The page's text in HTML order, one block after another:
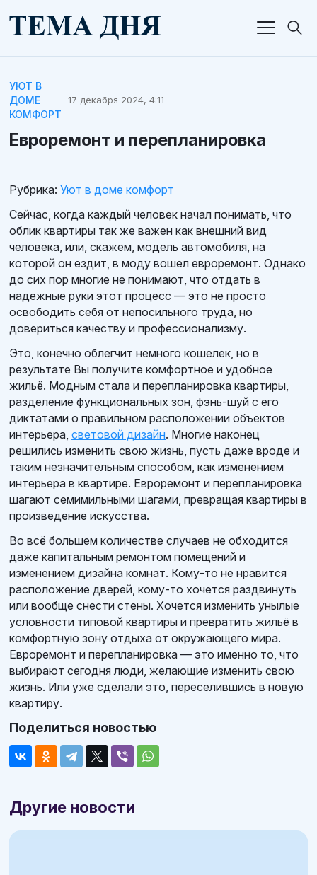
УЮТ В
ДОМЕ
КОМФОРТ
17 декабря 2024, 4:11
Евроремонт и перепланировка
Рубрика: Уют в доме комфорт
Сейчас, когда каждый человек начал понимать, что
облик квартиры так же важен как внешний вид
человека, или, скажем, модель автомобиля, на
которой он ездит, в моду вошел евроремонт. Однако
до сих пор многие не понимают, что отдать в
надежные руки этот процесс — это не просто
освободить себя от непосильного труда, но
довериться качеству и профессионализму.
Это, конечно облегчит немного кошелек, но в
результате Вы получите комфортное и удобное
жильё. Модным стала и перепланировка квартиры,
разделение функциональных зон, фэнь-шуй с его
диктатами о правильном расположении объектов
интерьера, световой дизайн. Многие наконец
решились изменить свою жизнь, пусть даже вроде и
таким незначительным способом, как изменением
интерьера в квартире. Евроремонт и перепланировка
шагают семимильными шагами, превращая квартиры в
произведение искусства.
Во всё большем количестве случаев не обходится
даже капитальным ремонтом помещений и
изменением дизайна комнат. Кому-то не нравится
расположение дверей, кому-то хочется раздвинуть
или вообще снести стены. Хочется изменить унылые
условности типовой квартиры и превратить жильё в
комфортную зону отдыха от окружающего мира.
Евроремонт и перепланировка — это именно то, что
выбирают сегодня люди, желающие изменить свою
жизнь. Или уже сделали это, переселившись в новую
квартиру.
Поделиться новостью
Другие новости